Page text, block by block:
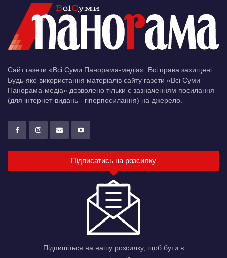
Сайт газети «Всі Суми Панорама-медіа». Всі права захищені.
Будь-яке використання матеріалів сайту газети «Всі Суми
Панорама-медіа» дозволено тільки c зазначенням посилання
(для інтернет-видань - гіперпосилання) на джерело.
Підписатись на розсилку
Підпишіться на нашу розсилку, щоб бути в